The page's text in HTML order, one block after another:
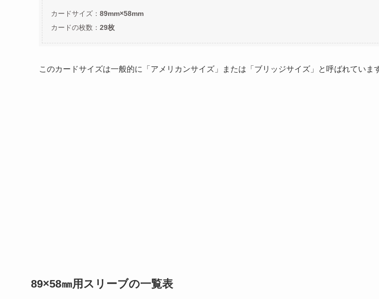
カードサイズ： 89mm×58mm
カードの枚数： 29枚
このカードサイズは一般的に「アメリカンサイズ」または「ブリッジサイズ」と呼ばれていま
89×58㎜用スリーブの一覧表